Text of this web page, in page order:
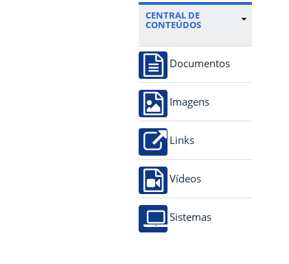
CENTRAL DE
CONTEÚDOS
Documentos
Imagens
Links
Vídeos
Sistemas